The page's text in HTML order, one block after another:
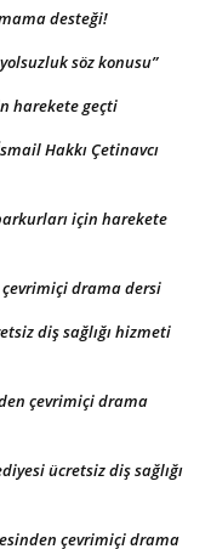
desteği!
söz konusu”
harekete geçti
Hakkı Çetinavcı
için harekete
drama dersi
diş sağlığı hizmeti
çevrimiçi drama
ücretsiz diş sağlığı
çevrimiçi drama